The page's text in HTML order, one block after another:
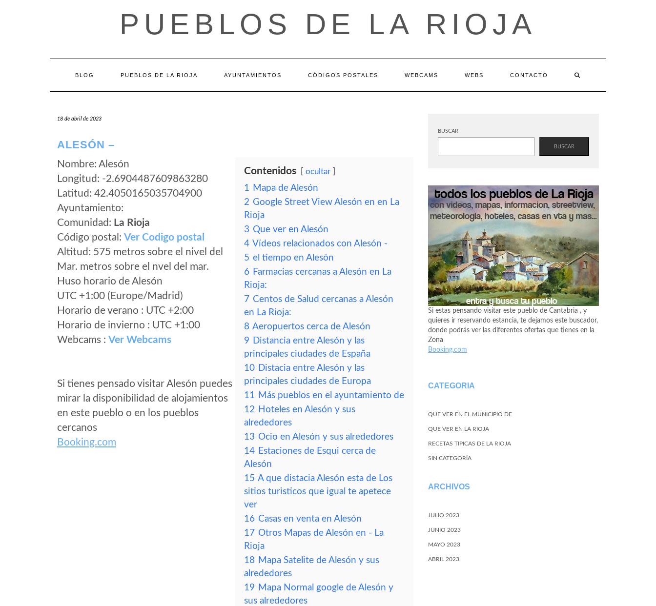
PUEBLOS DE LA RIOJA
BLOG PUEBLOS DE LA RIOJA AYUNTAMIENTOS CÓDIGOS POSTALES WEBCAMS WEBS CONTACTO
18 de abril de 2023
ALESÓN –
Nombre: Alesón
Longitud: -2.6904487609863280
Latitud: 42.4050165035704900
Ayuntamiento:
Comunidad: La Rioja
Código postal: Ver Codigo postal
Altitud: 575 metros sobre el nivel del
Mar. metros sobre el nvel del mar.
Huso horario de Alesón
UTC +1:00 (Europe/Madrid)
Horario de verano : UTC +2:00
Horario de invierno : UTC +1:00
Webcams : Ver Webcams
Si tienes pensado visitar Alesón puedes
mirar la disponibilidad de alojamientos
en este pueblo o en los pueblos
cercanos
Booking.com
Contenidos ocultar
1 Mapa de Alesón
2 Google Street View Alesón en en La
Rioja
3 Que ver en Alesón
4 Vídeos relacionados con Alesón -
5 el tiempo en Alesón
6 Farmacias cercanas a Alesón en La
Rioja:
7 Centos de Salud cercanas a Alesón
en La Rioja:
8 Aeropuertos cerca de Alesón
9 Distancia entre Alesón y las
principales ciudades de España
10 Distacia entre Alesón y las
principales ciudades de Europa
11 Más pueblos en el ayuntamiento de
12 Hoteles en Alesón y sus
alrededores
13 Ocio en Alesón y sus alrededores
14 Estaciones de Esqui cerca de
Alesón
15 A que distacia Alesón esta de Los
sitios turisticos que igual te apetece
ver
16 Casas en venta en Alesón
17 Otros Mapas de Alesón en - La
Rioja
18 Mapa Satelite de Alesón y sus
alrededores
19 Mapa Normal google de Alesón y
sus alrededores
BUSCAR
BUSCAR
Si estas pensando visitar este pueblo de Cantabria , y
quieres ir reservando estancia, te dejamos este buscador,
donde podrás ver las diferentes ofertas que tienes en la
Zona
Booking.com
CATEGORIA
QUE VER EN EL MUNICIPIO DE
QUE VER EN LA RIOJA
RECETAS TIPICAS DE LA RIOJA
SIN CATEGORÍA
ARCHIVOS
JULIO 2023
JUNIO 2023
MAYO 2023
ABRIL 2023